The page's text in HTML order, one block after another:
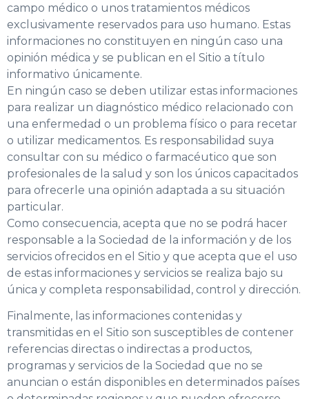
campo médico o unos tratamientos médicos
exclusivamente reservados para uso humano. Estas
informaciones no constituyen en ningún caso una
opinión médica y se publican en el Sitio a título
informativo únicamente.
En ningún caso se deben utilizar estas informaciones
para realizar un diagnóstico médico relacionado con
una enfermedad o un problema físico o para recetar
o utilizar medicamentos. Es responsabilidad suya
consultar con su médico o farmacéutico que son
profesionales de la salud y son los únicos capacitados
para ofrecerle una opinión adaptada a su situación
particular.
Como consecuencia, acepta que no se podrá hacer
responsable a la Sociedad de la información y de los
servicios ofrecidos en el Sitio y que acepta que el uso
de estas informaciones y servicios se realiza bajo su
única y completa responsabilidad, control y dirección.
Finalmente, las informaciones contenidas y
transmitidas en el Sitio son susceptibles de contener
referencias directas o indirectas a productos,
programas y servicios de la Sociedad que no se
anuncian o están disponibles en determinados países